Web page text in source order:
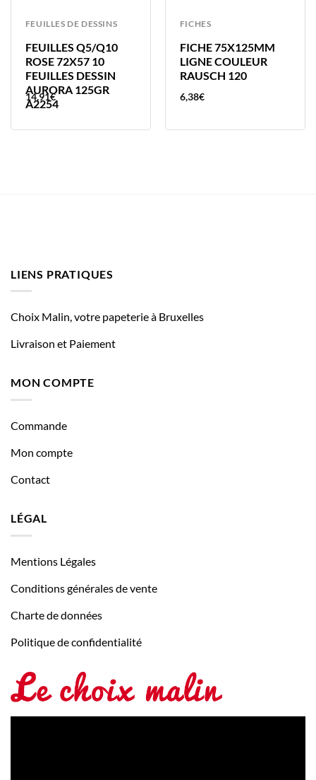
FEUILLES DE DESSINS
FEUILLES Q5/Q10
ROSE 72X57 10
FEUILLES DESSIN
AURORA 125GR
A2254
14,91€
FICHES
FICHE 75X125MM
LIGNE COULEUR
RAUSCH 120
6,38€
LIENS PRATIQUES
Choix Malin, votre papeterie à Bruxelles
Livraison et Paiement
MON COMPTE
Commande
Mon compte
Contact
LÉGAL
Mentions Légales
Conditions générales de vente
Charte de données
Politique de confidentialité